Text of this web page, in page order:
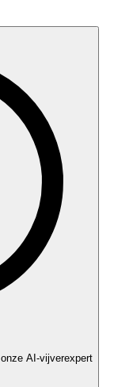
AI-vijverexpert